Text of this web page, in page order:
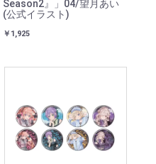
Season2』」04/望月あい
(公式イラスト)
￥1,925